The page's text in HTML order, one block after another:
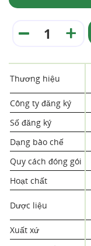
Thương hiệu
Công ty đăng ký
Số đăng ký
Dạng bào chế
Quy cách đóng gói
Hoạt chất
Dược liệu
Xuất xứ